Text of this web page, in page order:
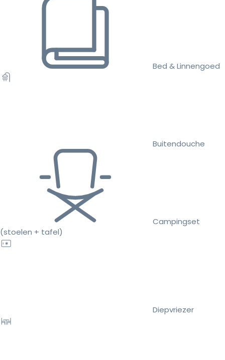
Bed & Linnengoed
Buitendouche
Campingset
(stoelen + tafel)
Diepvriezer